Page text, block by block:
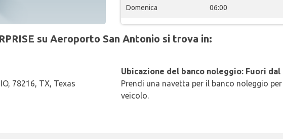
Domenica 06:00
su Aeroporto San Antonio si trova in:
78216, TX, Texas
Ubicazione del banco noleggio: Fuori
Prendi una navetta per il banco noleggio
veicolo.